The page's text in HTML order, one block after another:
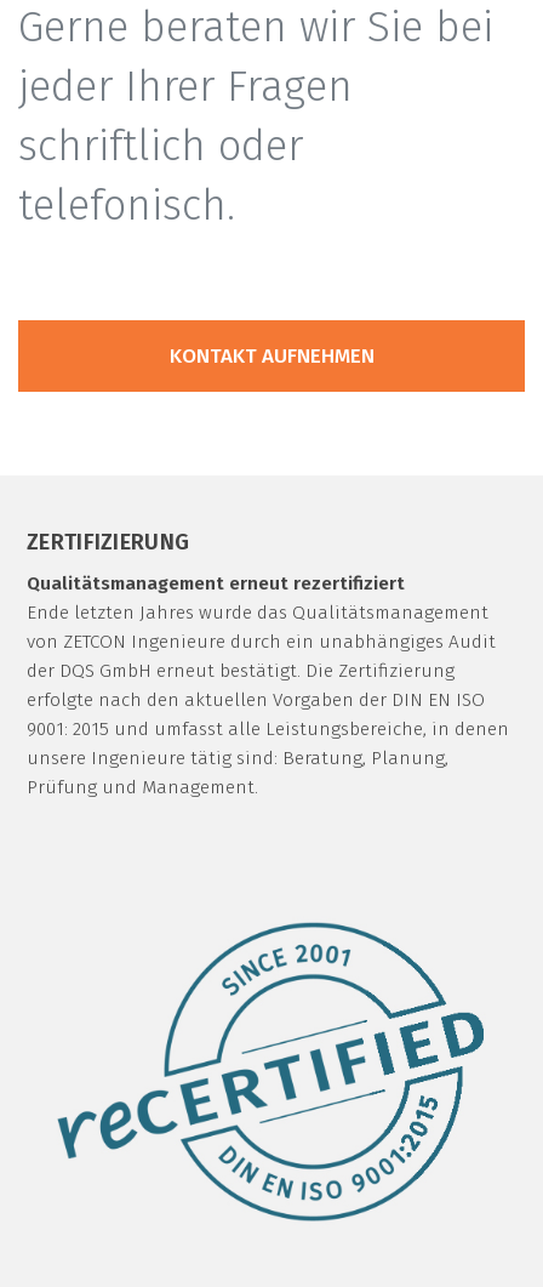
Gerne beraten wir Sie bei
jeder Ihrer Fragen
schriftlich oder
telefonisch.
KONTAKT AUFNEHMEN
ZERTIFIZIERUNG
Qualitätsmanagement erneut rezertifiziert
Ende letzten Jahres wurde das Qualitätsmanagement
von ZETCON Ingenieure durch ein unabhängiges Audit
der DQS GmbH erneut bestätigt. Die Zertifizierung
erfolgte nach den aktuellen Vorgaben der DIN EN ISO
9001: 2015 und umfasst alle Leistungsbereiche, in denen
unsere Ingenieure tätig sind: Beratung, Planung,
Prüfung und Management.